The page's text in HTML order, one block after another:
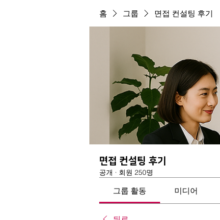
홈 그룹 면접 컨설팅 후기
면접 컨설팅 후기
공개 · 회원 250명
그룹 활동 미디어